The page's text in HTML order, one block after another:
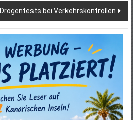
Drogentests bei Verkehrskontrollen